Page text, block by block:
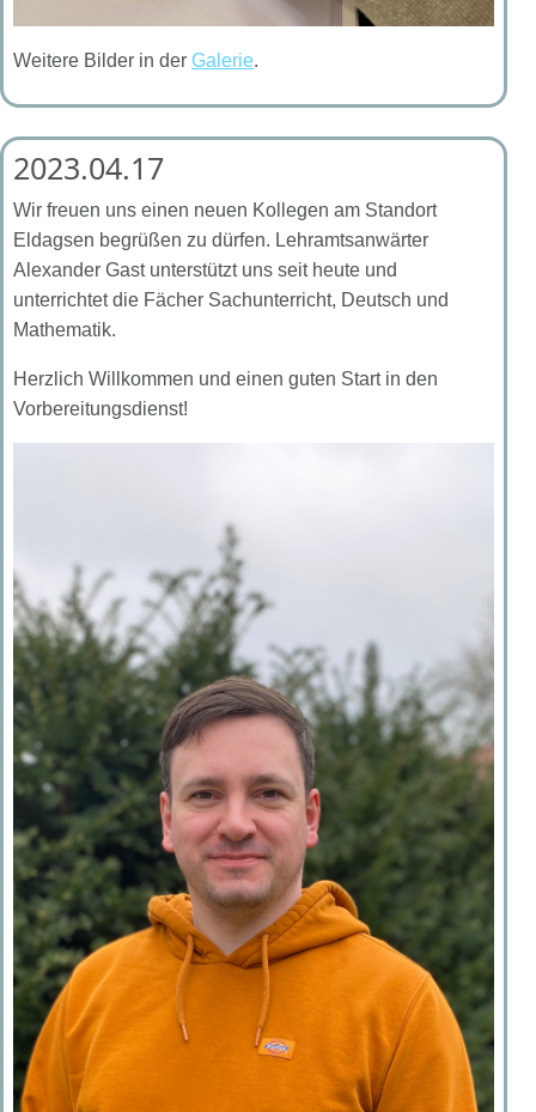
Weitere Bilder in der Galerie.
2023.04.17
Wir freuen uns einen neuen Kollegen am Standort
Eldagsen begrüßen zu dürfen. Lehramtsanwärter
Alexander Gast unterstützt uns seit heute und
unterrichtet die Fächer Sachunterricht, Deutsch und
Mathematik.
Herzlich Willkommen und einen guten Start in den
Vorbereitungsdienst!